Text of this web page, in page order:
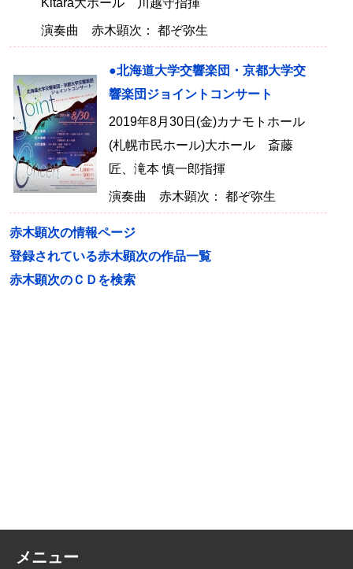
Kitara大ホール 川越守指揮
演奏曲 赤木顕次： 都ぞ弥生
●北海道大学交響楽団・京都大学交
響楽団ジョイントコンサート
2019年8月30日(金)カナモトホール
(札幌市民ホール)大ホール 斎藤
匠、滝本 慎一郎指揮
演奏曲 赤木顕次： 都ぞ弥生
赤木顕次の情報ページ
登録されている赤木顕次の作品一覧
赤木顕次のＣＤを検索
メニュー